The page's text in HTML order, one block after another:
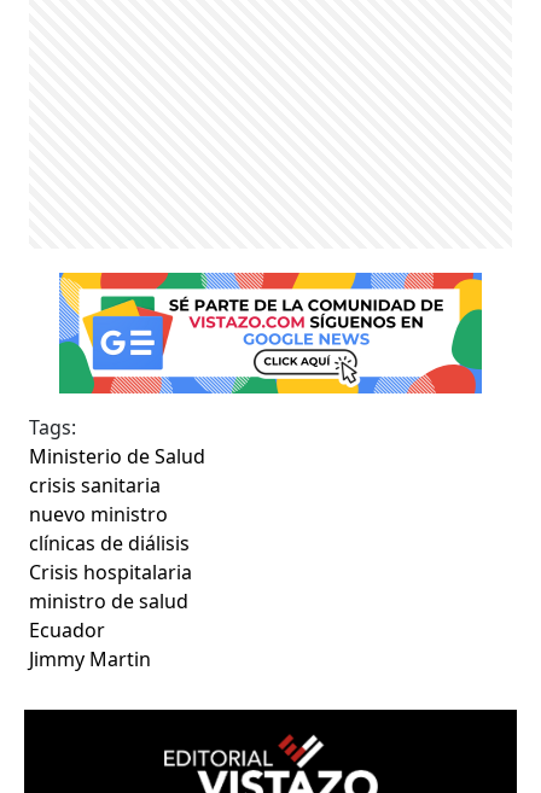
Tags:
Ministerio de Salud
crisis sanitaria
nuevo ministro
clínicas de diálisis
Crisis hospitalaria
ministro de salud
Ecuador
Jimmy Martin